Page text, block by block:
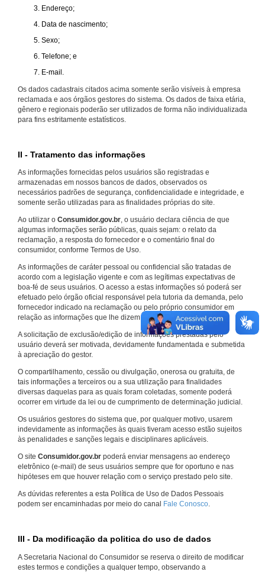
Endereço;
Data de nascimento;
Sexo;
Telefone; e
E-mail.
Os dados cadastrais citados acima somente serão visíveis à empresa
reclamada e aos órgãos gestores do sistema. Os dados de faixa etária,
gênero e regionais poderão ser utilizados de forma não individualizada
para fins estritamente estatísticos.
II - Tratamento das informações
As informações fornecidas pelos usuários são registradas e
armazenadas em nossos bancos de dados, observados os
necessários padrões de segurança, confidencialidade e integridade, e
somente serão utilizadas para as finalidades próprias do site.
Ao utilizar o Consumidor.gov.br, o usuário declara ciência de que
algumas informações serão públicas, quais sejam: o relato da
reclamação, a resposta do fornecedor e o comentário final do
consumidor, conforme Termos de Uso.
As informações de caráter pessoal ou confidencial são tratadas de
acordo com a legislação vigente e com as legítimas expectativas de
boa-fé de seus usuários. O acesso a estas informações só poderá ser
efetuado pelo órgão oficial responsável pela tutoria da demanda, pelo
fornecedor indicado na reclamação ou pelo próprio consumidor em
relação as informações que lhe dizem respeito.
A solicitação de exclusão/edição de informações prestadas pelo
usuário deverá ser motivada, devidamente fundamentada e submetida
à apreciação do gestor.
O compartilhamento, cessão ou divulgação, onerosa ou gratuita, de
tais informações a terceiros ou a sua utilização para finalidades
diversas daquelas para as quais foram coletadas, somente poderá
ocorrer em virtude da lei ou de cumprimento de determinação judicial.
Os usuários gestores do sistema que, por qualquer motivo, usarem
indevidamente as informações às quais tiveram acesso estão sujeitos
às penalidades e sanções legais e disciplinares aplicáveis.
O site Consumidor.gov.br poderá enviar mensagens ao endereço
eletrônico (e-mail) de seus usuários sempre que for oportuno e nas
hipóteses em que houver relação com o serviço prestado pelo site.
As dúvidas referentes a esta Política de Uso de Dados Pessoais
podem ser encaminhadas por meio do canal Fale Conosco.
III - Da modificação da politica do uso de dados
A Secretaria Nacional do Consumidor se reserva o direito de modificar
estes termos e condições a qualquer tempo, observando a